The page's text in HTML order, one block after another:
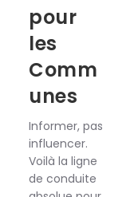
pour
les
Comm
unes
Informer, pas
influencer.
Voilà la ligne
de conduite